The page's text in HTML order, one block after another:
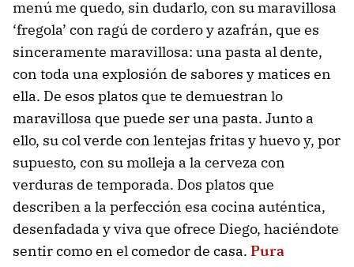
menú me quedo, sin dudarlo, con su maravillosa
‘fregola’ con ragú de cordero y azafrán, que es
sinceramente maravillosa: una pasta al dente,
con toda una explosión de sabores y matices en
ella. De esos platos que te demuestran lo
maravillosa que puede ser una pasta. Junto a
ello, su col verde con lentejas fritas y huevo y, por
supuesto, con su molleja a la cerveza con
verduras de temporada. Dos platos que
describen a la perfección esa cocina auténtica,
desenfadada y viva que ofrece Diego, haciéndote
sentir como en el comedor de casa. Pura